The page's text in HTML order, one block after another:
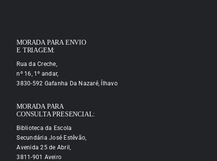
MORADA PARA ENVIO
E TRIAGEM:
Rua da Creche,
nº 16, 1º andar,
3830-592 Gafanha Da Nazaré, Ílhavo
MORADA PARA
CONSULTA PRESENCIAL:
Biblioteca da Escola
Secundária José Estêvão,
Avenida 25 de Abril,
3811-901 Aveiro